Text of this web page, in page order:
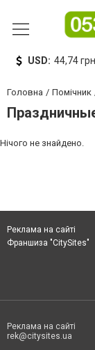
USD: 44,74
Головна Помічник
Нічого не знайдено.
Реклама на сайті
Франшиза "CitySites"
Реклама на сайті
rek@citysites.ua